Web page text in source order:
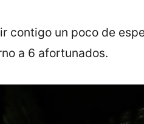
contigo un poco de
a 6 afortunados.